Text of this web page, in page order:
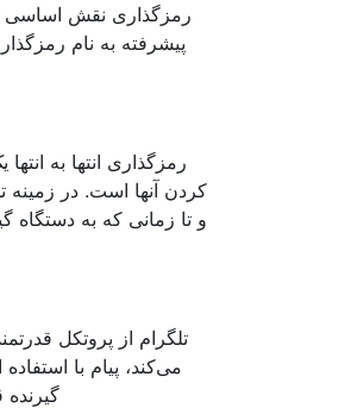
رمزگذاری نقش اساسی
پیشرفته به نام
رمزگذاری انتها به
کردن آنها است. در زمینه
و تا زمانی که به دستگاه
می‌کند، پیام با